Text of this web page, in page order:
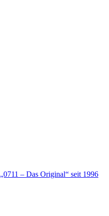
„0711 – Das Original“ seit 1996